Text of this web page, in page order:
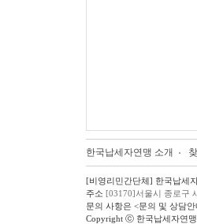
한국납세자연맹 소개
[비영리민간단체] 한국납세
주소 [03170]서울시 종로구
문의 사항은 <문의 및 상담
Copyright ⓒ 한국납세자연맹